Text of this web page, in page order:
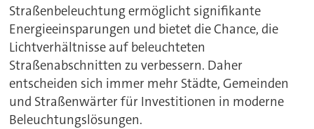
Straßenbeleuchtung ermöglicht signifikante
Energieeinsparungen und bietet die Chance, die
Lichtverhältnisse auf beleuchteten
Straßenabschnitten zu verbessern. Daher
entscheiden sich immer mehr Städte, Gemeinden
und Straßenwärter für Investitionen in moderne
Beleuchtungslösungen.